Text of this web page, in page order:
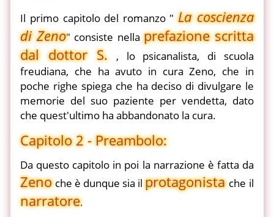
Il primo capitolo del romanzo "La coscienza
di Zeno" consiste nellaprefazione scritta
dal dottor S.
, lo psicanalista, di scuola
freudiana, che ha avuto in cura Zeno, che in
poche righe spiega che ha deciso di divulgare le
memorie del suo paziente per vendetta, dato
che quest'ultimo ha abbandonato la cura.
Capitolo 2 - Preambolo:
Da questo capitolo in poi la narrazione è fatta da
Zenoche è dunque sia ilprotagonistache il
narratore.